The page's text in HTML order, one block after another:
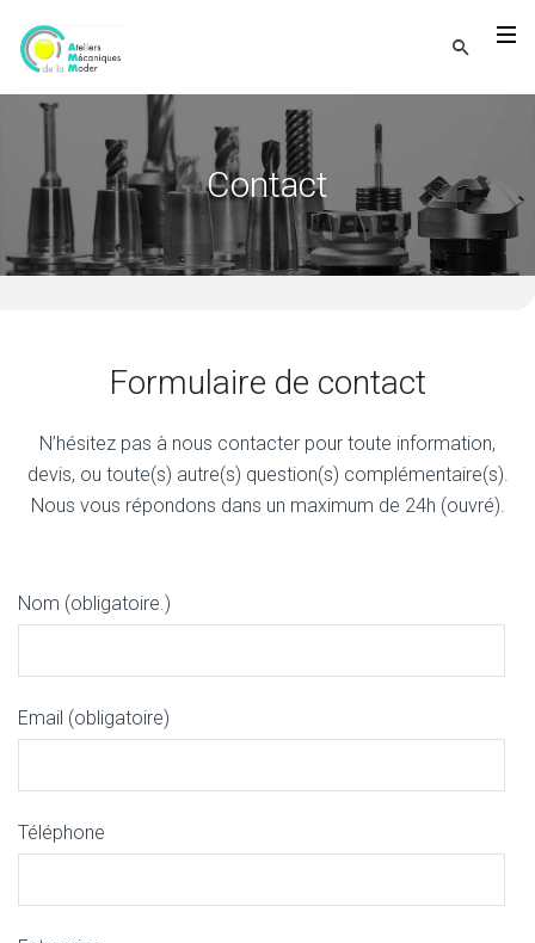
Contact
Formulaire de contact
N’hésitez pas à nous contacter pour toute information,
devis, ou toute(s) autre(s) question(s) complémentaire(s).
Nous vous répondons dans un maximum de 24h (ouvré).
Nom (obligatoire.)
Email (obligatoire)
Téléphone